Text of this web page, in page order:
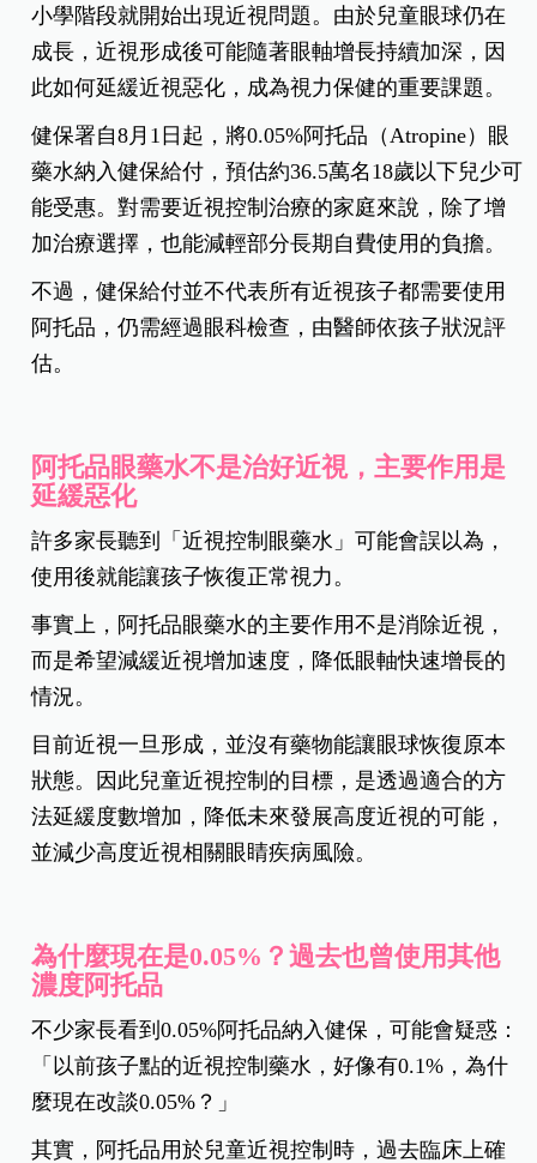
小學階段就開始出現近視問題。由於兒童眼球仍在
成長，近視形成後可能隨著眼軸增長持續加深，因
此如何延緩近視惡化，成為視力保健的重要課題。
健保署自8月1日起，將0.05%阿托品（Atropine）眼
藥水納入健保給付，預估約36.5萬名18歲以下兒少可
能受惠。對需要近視控制治療的家庭來說，除了增
加治療選擇，也能減輕部分長期自費使用的負擔。
不過，健保給付並不代表所有近視孩子都需要使用
阿托品，仍需經過眼科檢查，由醫師依孩子狀況評
估。
阿托品眼藥水不是治好近視，主要作用是
延緩惡化
許多家長聽到「近視控制眼藥水」可能會誤以為，
使用後就能讓孩子恢復正常視力。
事實上，阿托品眼藥水的主要作用不是消除近視，
而是希望減緩近視增加速度，降低眼軸快速增長的
情況。
目前近視一旦形成，並沒有藥物能讓眼球恢復原本
狀態。因此兒童近視控制的目標，是透過適合的方
法延緩度數增加，降低未來發展高度近視的可能，
並減少高度近視相關眼睛疾病風險。
為什麼現在是0.05%？過去也曾使用其他
濃度阿托品
不少家長看到0.05%阿托品納入健保，可能會疑惑：
「以前孩子點的近視控制藥水，好像有0.1%，為什
麼現在改談0.05%？」
其實，阿托品用於兒童近視控制時，過去臨床上確